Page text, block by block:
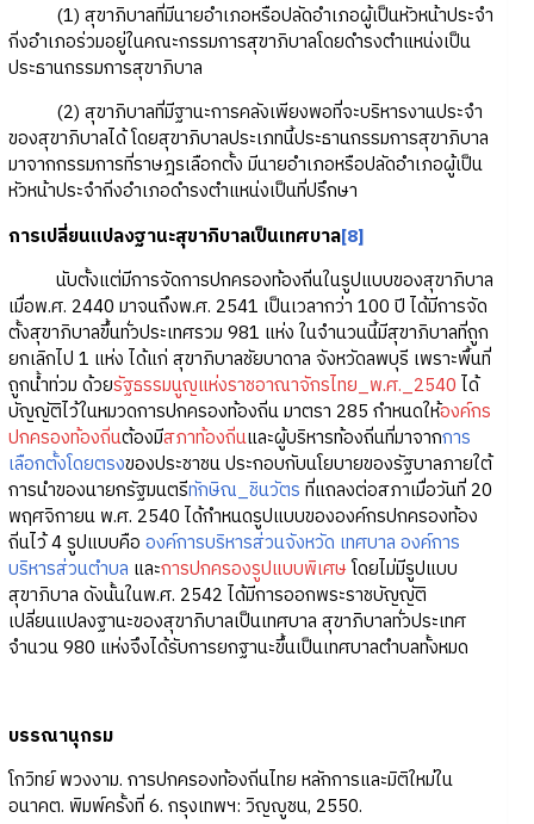
(1) สุขาภิบาลที่มีนายอำเภอหรือปลัดอำเภอผู้เป็นหัวหน้าประจำ
กิ่งอำเภอร่วมอยู่ในคณะกรรมการสุขาภิบาลโดยดำรงตำแหน่งเป็น
ประธานกรรมการสุขาภิบาล
(2) สุขาภิบาลที่มีฐานะการคลังเพียงพอที่จะบริหารงานประจำ
ของสุขาภิบาลได้ โดยสุขาภิบาลประเภทนี้ประธานกรรมการสุขาภิบาล
มาจากกรรมการที่ราษฎรเลือกตั้ง มีนายอำเภอหรือปลัดอำเภอผู้เป็น
หัวหน้าประจำกิ่งอำเภอดำรงตำแหน่งเป็นที่ปรึกษา
การเปลี่ยนแปลงฐานะสุขาภิบาลเป็นเทศบาล[8]
นับตั้งแต่มีการจัดการปกครองท้องถิ่นในรูปแบบของสุขาภิบาล
เมื่อพ.ศ. 2440 มาจนถึงพ.ศ. 2541 เป็นเวลากว่า 100 ปี ได้มีการจัด
ตั้งสุขาภิบาลขึ้นทั่วประเทศรวม 981 แห่ง ในจำนวนนี้มีสุขาภิบาลที่ถูก
ยกเลิกไป 1 แห่ง ได้แก่ สุขาภิบาลชัยบาดาล จังหวัดลพบุรี เพราะพื้นที่
ถูกน้ำท่วม ด้วยรัฐธรรมนูญแห่งราชอาณาจักรไทย_พ.ศ._2540 ได้
บัญญัติไว้ในหมวดการปกครองท้องถิ่น มาตรา 285 กำหนดให้องค์กร
ปกครองท้องถิ่นต้องมีสภาท้องถิ่นและผู้บริหารท้องถิ่นที่มาจากการ
เลือกตั้งโดยตรงของประชาชน ประกอบกับนโยบายของรัฐบาลภายใต้
การนำของนายกรัฐมนตรีทักษิณ_ชินวัตร ที่แถลงต่อสภาเมื่อวันที่ 20
พฤศจิกายน พ.ศ. 2540 ได้กำหนดรูปแบบขององค์กรปกครองท้อง
ถิ่นไว้ 4 รูปแบบคือ องค์การบริหารส่วนจังหวัด เทศบาล องค์การ
บริหารส่วนตำบล และการปกครองรูปแบบพิเศษโดยไม่มีรูปแบบ
สุขาภิบาล ดังนั้นในพ.ศ. 2542 ได้มีการออกพระราชบัญญัติ
เปลี่ยนแปลงฐานะของสุขาภิบาลเป็นเทศบาล สุขาภิบาลทั่วประเทศ
จำนวน 980 แห่งจึงได้รับการยกฐานะขึ้นเป็นเทศบาลตำบลทั้งหมด
บรรณานุกรม
โกวิทย์ พวงงาม. การปกครองท้องถิ่นไทย หลักการและมิติใหม่ใน
อนาคต. พิมพ์ครั้งที่ 6. กรุงเทพฯ: วิญญูชน, 2550.